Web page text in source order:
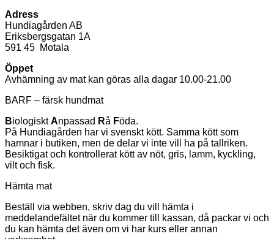
Adress
Hundiagården AB
Eriksbergsgatan 1A
591 45 Motala
Öppet
Avhämning av mat kan göras alla dagar 10.00-21.00
BARF – färsk hundmat
BiologisktAnpassad Rå Föda.
På Hundiagården har vi svenskt kött. Samma kött som
hamnar i butiken, men de delar vi inte vill ha på tallriken.
Besiktigat och kontrollerat kött av nöt, gris, lamm, kyckling,
vilt och fisk.
Hämta mat
Beställ via webben, skriv dag du vill hämta i
meddelandefältet när du kommer till kassan, då packar vi och
du kan hämta det även om vi har kurs eller annan